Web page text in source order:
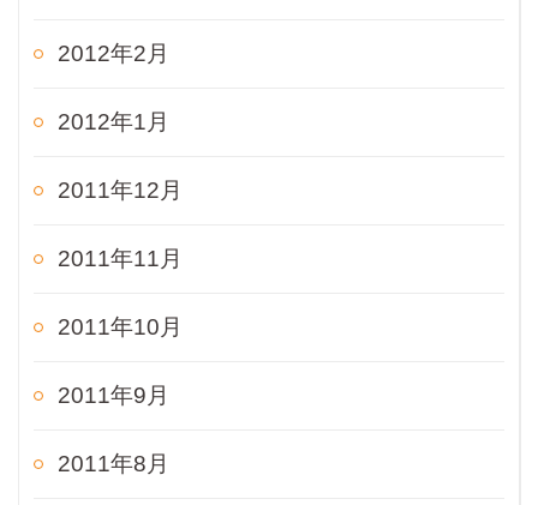
2012年2月
2012年1月
2011年12月
2011年11月
2011年10月
2011年9月
2011年8月